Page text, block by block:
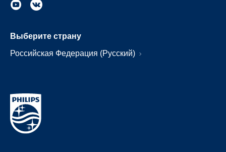
Выберите страну
Российская Федерация (Русский)